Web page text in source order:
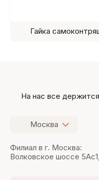
Гайка
На нас все держится
Москва
Филиал в г. Москва:
Волковское шоссе